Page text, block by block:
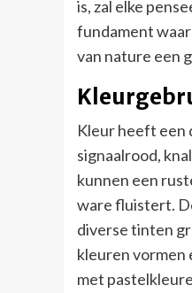
is, zal elke
fundament
van nature een
Kleur heeft een
signaalrood,
kunnen een
ware fluistert.
diverse tinten
kleuren vormen
met